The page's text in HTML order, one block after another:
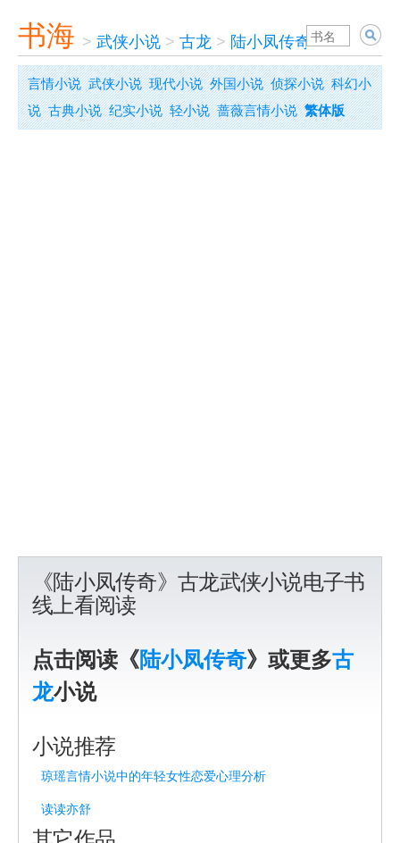
书海 > 武侠小说 > 古龙 > 陆小凤传奇
言情小说 武侠小说 现代小说 外国小说 侦探小说 科幻小
说 古典小说 纪实小说 轻小说 蔷薇言情小说 繁体版
《陆小凤传奇》古龙武侠小说电子书
线上看阅读
点击阅读《陆小凤传奇》或更多古
龙小说
小说推荐
琼瑶言情小说中的年轻女性恋爱心理分析
读读亦舒